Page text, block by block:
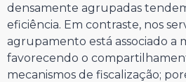
densamente agrupadas
eficiência. Em contraste, nos
agrupamento está associado a
favorecendo o
mecanismos de fiscalização;